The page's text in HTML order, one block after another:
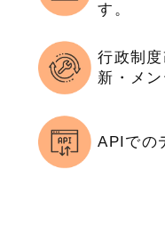
す。
行政制
新・メン
APIでの